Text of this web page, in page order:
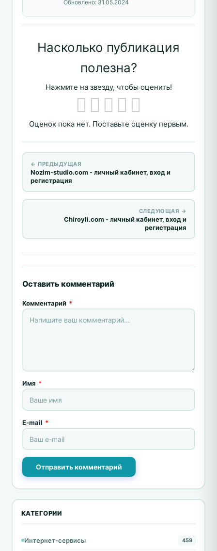
Обновлено: 31.05.2024
Насколько публикация
полезна?
Нажмите на звезду, чтобы оценить!
Оценок пока нет. Поставьте оценку первым.
← ПРЕДЫДУЩАЯ
Nozim-studio.com - личный кабинет, вход и
регистрация
СЛЕДУЮЩАЯ →
Chiroyli.com - личный кабинет, вход и
регистрация
Оставить комментарий
Комментарий *
Имя *
E-mail *
Отправить комментарий
КАТЕГОРИИ
Интернет-сервисы 459